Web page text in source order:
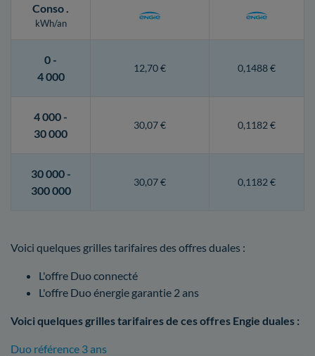
Conso.
kWh/an
0 -
4 000
12,70 € 0,1488 €
4 000 -
30 000
30,07 € 0,1182 €
30 000 -
300 000
30,07 € 0,1182 €
Voici quelques grilles tarifaires des offres duales :
L'offre Duo connecté
L'offre Duo énergie garantie 2 ans
Voici quelques grilles tarifaires de ces offres Engie duales :
Duo référence 3 ans